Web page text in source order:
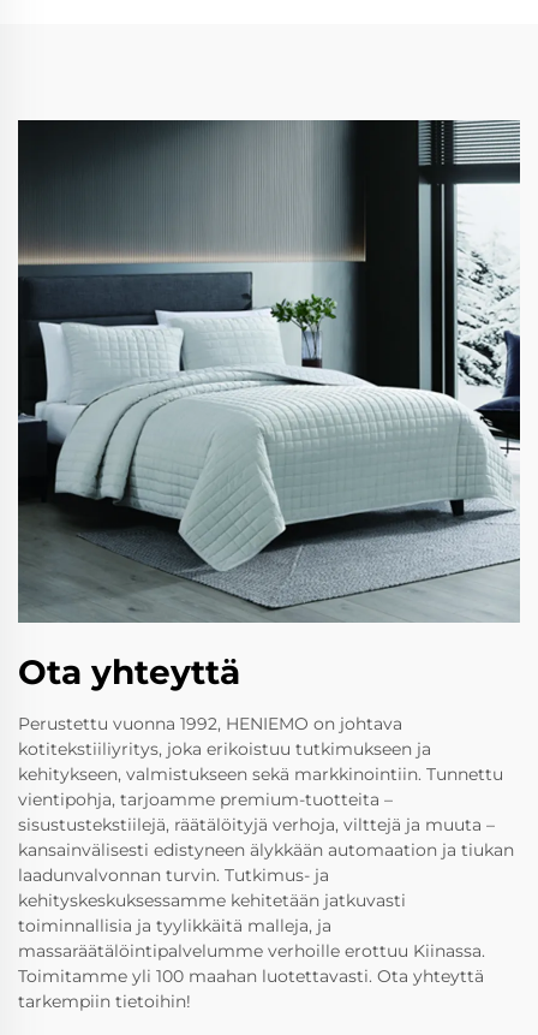
Ota yhteyttä
Perustettu vuonna 1992, HENIEMO on johtava
kotitekstiiliyritys, joka erikoistuu tutkimukseen ja
kehitykseen, valmistukseen sekä markkinointiin. Tunnettu
vientipohja, tarjoamme premium-tuotteita –
sisustustekstiilejä, räätälöityjä verhoja, vilttejä ja muuta –
kansainvälisesti edistyneen älykkään automaation ja tiukan
laadunvalvonnan turvin. Tutkimus- ja
kehityskeskuksessamme kehitetään jatkuvasti
toiminnallisia ja tyylikkäitä malleja, ja
massaräätälöintipalvelumme verhoille erottuu Kiinassa.
Toimitamme yli 100 maahan luotettavasti. Ota yhteyttä
tarkempiin tietoihin!